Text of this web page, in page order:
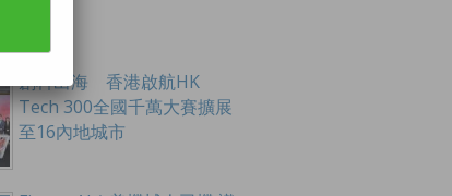
創科出海 香港啟航HK
Tech 300全國千萬大賽擴展
至16內地城市